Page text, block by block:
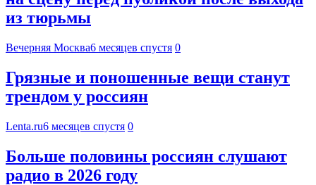
из тюрьмы
Вечерняя Москва6 месяцев спустя 0
Грязные и поношенные вещи станут
трендом у россиян
Lenta.ru6 месяцев спустя 0
Больше половины россиян слушают
радио в 2026 году